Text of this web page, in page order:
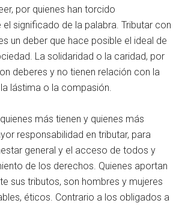
por quienes han torcido
el significado de la palabra. Tributar con
un deber que hace posible el ideal de
La solidaridad o la caridad, por
deberes y no tienen relación con la
lástima o la compasión.
más tienen y quienes más
responsabilidad en tributar, para
general y el acceso de todos y
de los derechos. Quienes aportan
sus tributos, son hombres y mujeres
éticos. Contrario a los obligados a